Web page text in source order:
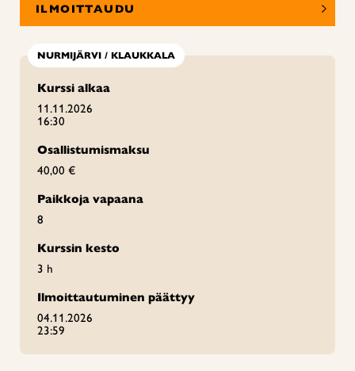
ILMOITTAUDU
NURMIJÄRVI / KLAUKKALA
Kurssi alkaa
11.11.2026
16:30
Osallistumismaksu
40,00 €
Paikkoja vapaana
8
Kurssin kesto
3 h
Ilmoittautuminen päättyy
04.11.2026
23:59